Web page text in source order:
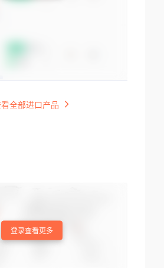
全部进口产品
登录查看更多